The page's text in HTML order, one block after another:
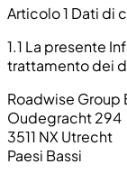
Articolo 1 Dati di
1.1 La presente
trattamento dei
Roadwise Group
Oudegracht 294
3511 NX Utrecht
Paesi Bassi